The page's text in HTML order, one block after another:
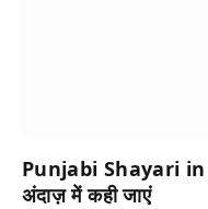
Punjabi Shayari in
अंदाज़ में कही जाएं